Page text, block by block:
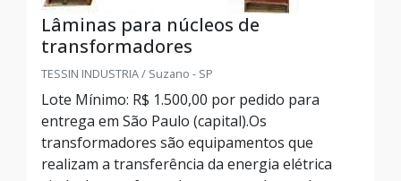
Lâminas para núcleos de
transformadores
TESSIN INDUSTRIA / Suzano - SP
Lote Mínimo: R$ 1.500,00 por pedido para
entrega em São Paulo (capital).Os
transformadores são equipamentos que
realizam a transferência da energia elétrica